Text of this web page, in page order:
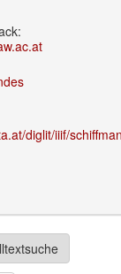
diglit/iiif/